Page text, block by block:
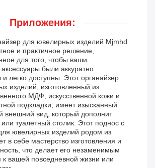
Приложения:
для ювелирных изделий Mjmhd
и практичное решение,
для того, чтобы ваши
были аккуратно
легко доступны. Этот органайзер
изделий, изготовленный из
МДФ, искусственной кожи и
подкладки, имеет изысканный
внешний вид, который дополнит
туалетный столик. Этот поднос с
ювелирных изделий родом из
в себе мастерство изготовления и
что делает его незаменимым
вашей повседневной жизни или